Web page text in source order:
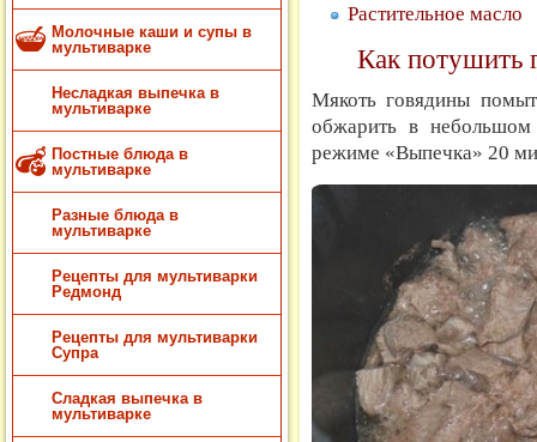
Молочные каши и супы в
мультиварке
Несладкая выпечка в
мультиварке
Постные блюда в
мультиварке
Разные блюда в
мультиварке
Рецепты для мультиварки
Редмонд
Рецепты для мультиварки
Супра
Сладкая выпечка в
мультиварке
Растительное масло
Как потушить
Мякоть говядины
обжарить в небольшом
режиме «Выпечка» 20